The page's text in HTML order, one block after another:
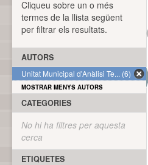
Cliqueu sobre un o més
termes de la llista següent
per filtrar els resultats.
AUTORS
Unitat Municipal d'Anàlisi Te... (6)
MOSTRAR MENYS AUTORS
CATEGORIES
No hi ha filtres per aquesta
cerca
ETIQUETES